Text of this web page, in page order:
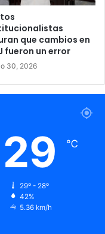
que cambios en
fueron un error
30, 2026
29 ℃
29º - 28º
42%
5.36 km/h